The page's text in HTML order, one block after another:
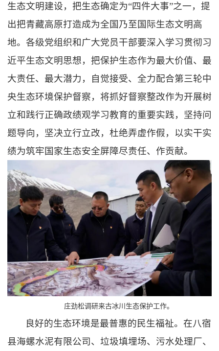
生态文明建设，把生态确定为“四件大事”之一，提
出把青藏高原打造成为全国乃至国际生态文明高
地。各级党组织和广大党员干部要深入学习贯彻习
近平生态文明思想，把保护生态作为最大价值、最
大责任、最大潜力，自觉接受、全力配合第三轮中
央生态环境保护督察，将抓好督察整改作为开展树
立和践行正确政绩观学习教育的重要实践，坚持问
题导向，坚决立行立改，杜绝弄虚作假，以实干实
绩为筑牢国家生态安全屏障尽责任、作贡献。
庄劲松调研来古冰川生态保护工作。
良好的生态环境是最普惠的民生福祉。在八宿
县海螺水泥有限公司、垃圾填埋场、污水处理厂、